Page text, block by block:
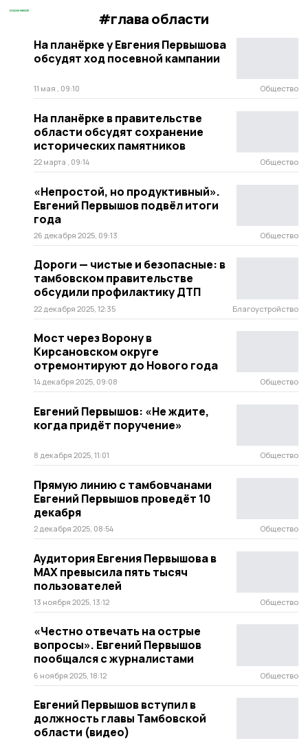
#глава области
На планёрке у Евгения Первышова
обсудят ход посевной кампании
11 мая , 09:10 Общество
На планёрке в правительстве
области обсудят сохранение
исторических памятников
22 марта , 09:14 Общество
«Непростой, но продуктивный».
Евгений Первышов подвёл итоги
года
26 декабря 2025, 09:13 Общество
Дороги — чистые и безопасные: в
тамбовском правительстве
обсудили профилактику ДТП
22 декабря 2025, 12:35 Благоустройство
Мост через Ворону в
Кирсановском округе
отремонтируют до Нового года
14 декабря 2025, 09:08 Общество
Евгений Первышов: «Не ждите,
когда придёт поручение»
8 декабря 2025, 11:01 Общество
Прямую линию с тамбовчанами
Евгений Первышов проведёт 10
декабря
2 декабря 2025, 08:54 Общество
Аудитория Евгения Первышова в
МАХ превысила пять тысяч
пользователей
13 ноября 2025, 13:12 Общество
«Честно отвечать на острые
вопросы». Евгений Первышов
пообщался с журналистами
6 ноября 2025, 18:12 Общество
Евгений Первышов вступил в
должность главы Тамбовской
области (видео)